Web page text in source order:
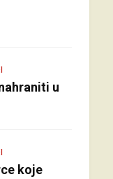
u
koje